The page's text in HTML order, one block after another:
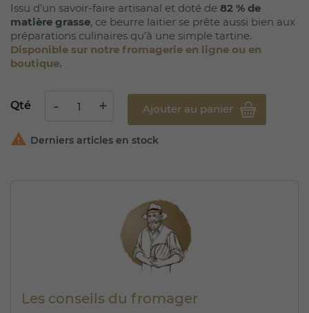
Issu d’un savoir-faire artisanal et doté de 82 % de
matière grasse, ce beurre laitier se prête aussi bien aux
préparations culinaires qu’à une simple tartine.
Disponible sur notre fromagerie en ligne ou en
boutique.
Qté Ajouter au panier
 Derniers articles en stock
Les conseils du fromager